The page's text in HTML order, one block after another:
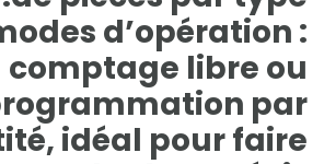
d’opération :
comptage libre ou
par
idéal pour faire